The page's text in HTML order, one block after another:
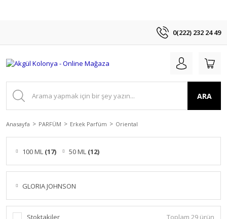
0(222) 232 24 49
ARA
Anasayfa PARFÜM Erkek Parfüm Oriental
100 ML (17) 50 ML (12)
GLORIA JOHNSON
Stoktakiler Toplam 29 ürün